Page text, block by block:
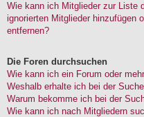
Wie kann ich Mitglieder zur Liste
ignorierten Mitglieder hinzufügen
entfernen?
Die Foren durchsuchen
Wie kann ich ein Forum oder
Weshalb erhalte ich bei der
Warum bekomme ich bei der
Wie kann ich nach Mitgliedern